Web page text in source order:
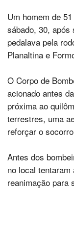
Um homem de
sábado, 30, após
pedalava pela
Planaltina e
O Corpo de
acionado antes
próxima ao
terrestres, uma
reforçar o
Antes dos
no local
reanimação para